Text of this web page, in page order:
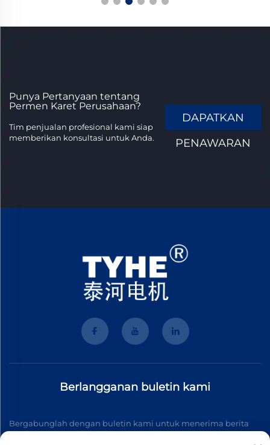
Punya Pertanyaan tentang
Permen Karet Perusahaan?
Tim penjualan profesional kami siap
memberikan konsultasi untuk Anda.
DAPATKAN
PENAWARAN
Berlangganan buletin kami
Bergabunglah dengan buletin kami untuk menerima berita